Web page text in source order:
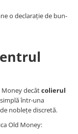
o declarație de bun-
decâtcolierul
într-una
noblețe discretă.
Old Money: